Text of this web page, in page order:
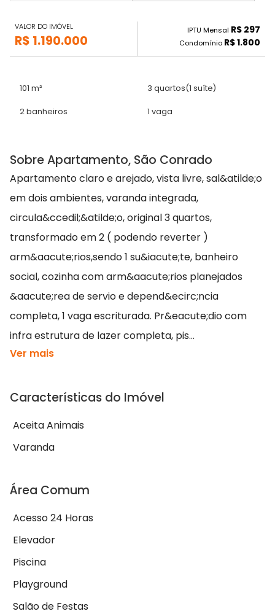
VALOR DO IMÓVEL
R$ 1.190.000
IPTU Mensal R$ 297
Condomínio R$ 1.800
101 m² 3 quartos(1 suíte)
2 banheiros 1 vaga
Sobre Apartamento, São Conrado
Apartamento claro e arejado, vista livre, sal&atilde;o
em dois ambientes, varanda integrada,
circula&ccedil;&atilde;o, original 3 quartos,
transformado em 2 ( podendo reverter )
arm&aacute;rios,sendo 1 su&iacute;te, banheiro
social, cozinha com arm&aacute;rios planejados
&aacute;rea de servio e depend&ecirc;ncia
completa, 1 vaga escriturada. Pr&eacute;dio com
infra estrutura de lazer completa, pis...
Ver mais
Características do Imóvel
Aceita Animais
Varanda
Área Comum
Acesso 24 Horas
Elevador
Piscina
Playground
Salão de Festas